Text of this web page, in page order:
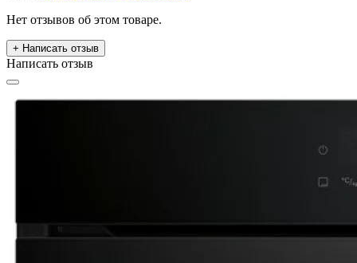
Нет отзывов об этом товаре.
+ Написать отзыв
Написать отзыв